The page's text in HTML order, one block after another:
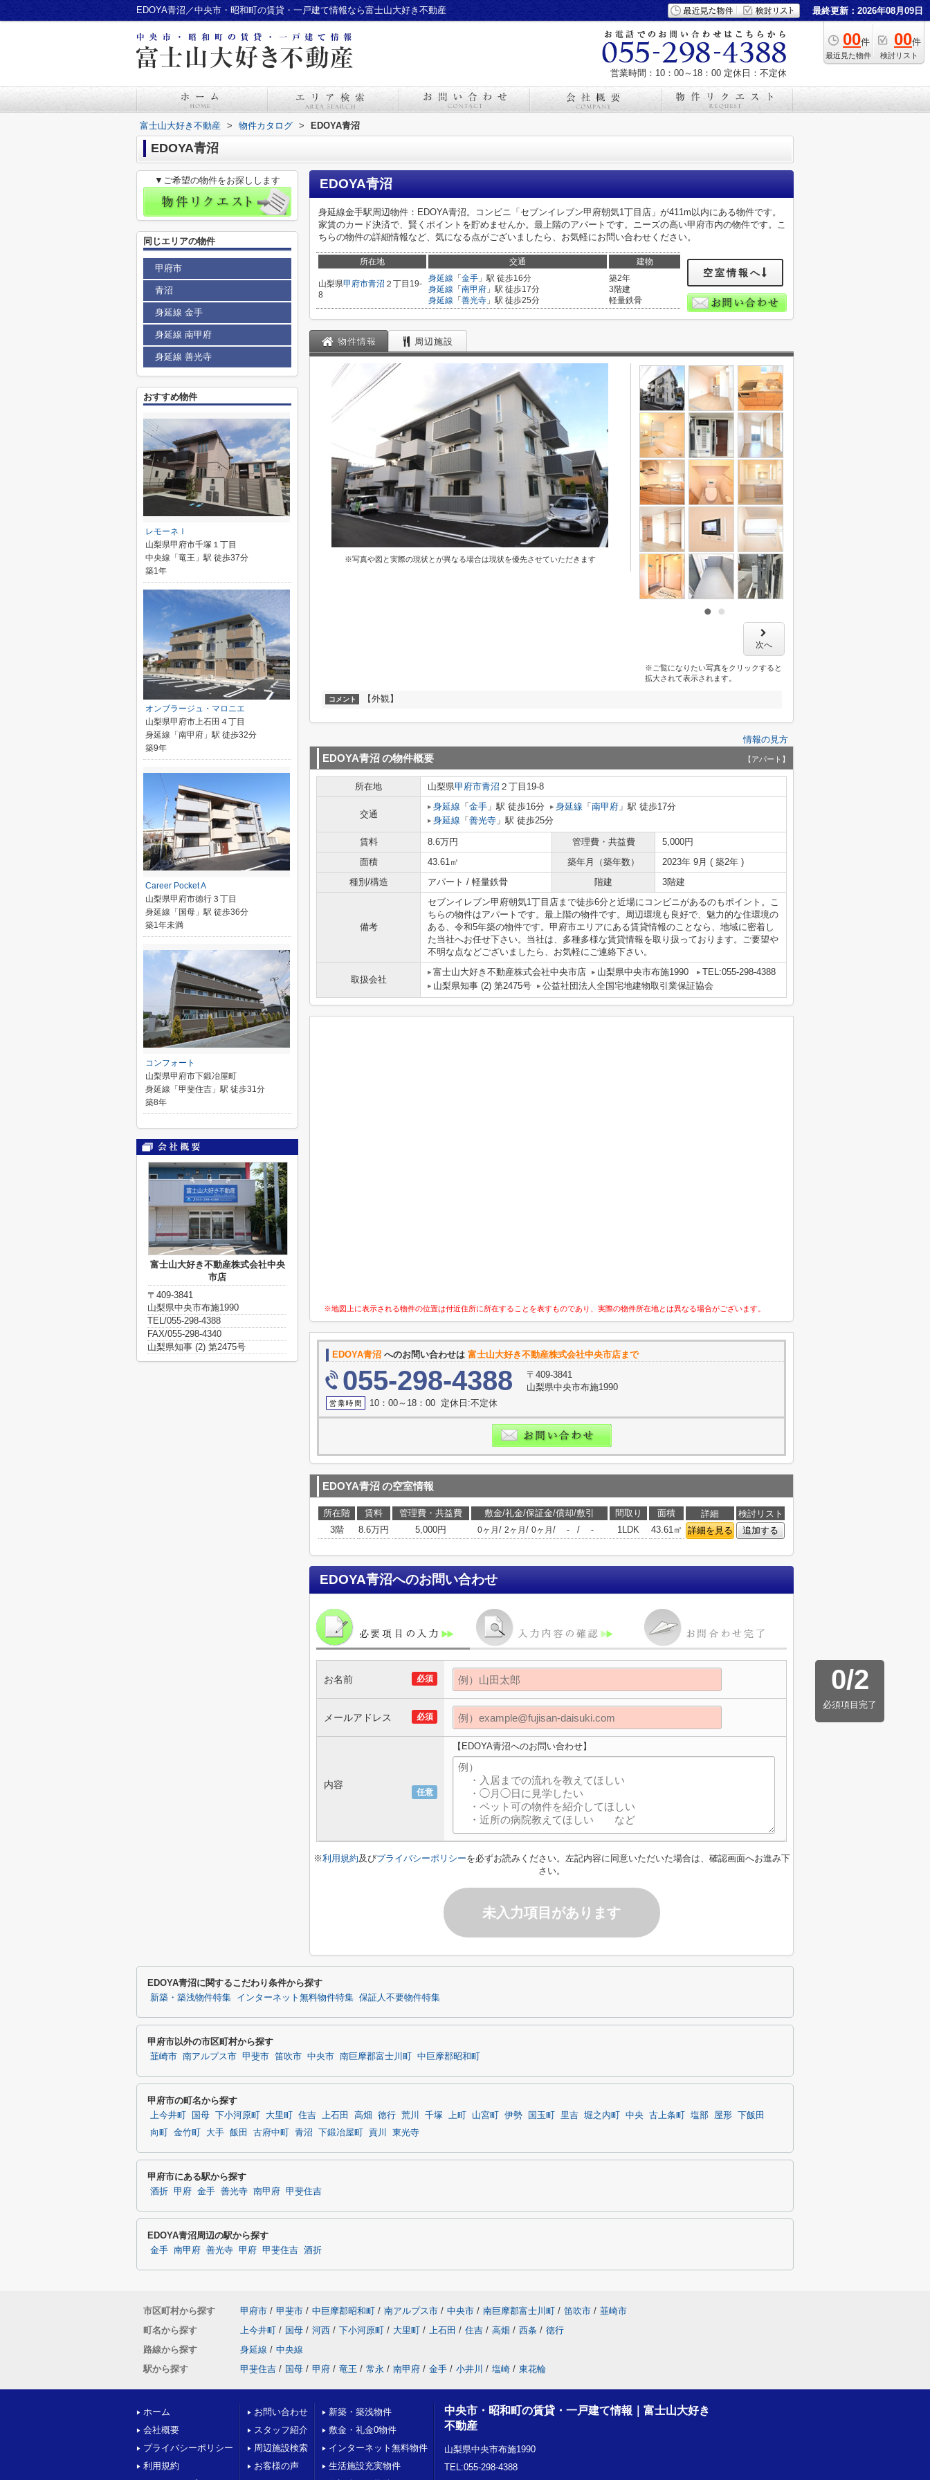
EDOYA青沼／中央市・昭和町の賃貸・一戸建て情報なら富士山大好き不動産 最終更新：2026年08月09日
00件
最近見た物件
00件
検討リスト
営業時間：10：00～18：00 定休日：不定休
富士山大好き不動産 > 物件カタログ > EDOYA青沼
EDOYA青沼
EDOYA青沼
身延線金手駅周辺物件：EDOYA青沼。コンビニ「セブンイレブン甲府朝気1丁目店」が411m以内にある物件です。
家賃のカード決済で、賢くポイントを貯めませんか。最上階のアパートです。ニーズの高い甲府市内の物件です。こ
ちらの物件の詳細情報など、気になる点がございましたら、お気軽にお問い合わせください。
所在地 交通 建物
山梨県甲府市青沼 ２丁目19-
8
身延線 「 金手 」駅 徒歩16分
身延線 「 南甲府 」駅 徒歩17分
身延線 「 善光寺 」駅 徒歩25分
築2年
3階建
軽量鉄骨
空室情報へ
物件情報 周辺施設
※写真や図と実際の現状とが異なる場合は現状を優先させていただきます
次へ
※ご覧になりたい写真をクリックすると
拡大されて表示されます。
コメント 【外観】
情報の見方
EDOYA青沼の物件概要 【アパート】
所在地 山梨県甲府市青沼 ２丁目19-8
交通
身延線 「 金手 」駅 徒歩16分 身延線 「 南甲府 」駅 徒歩17分
身延線 「 善光寺 」駅 徒歩25分
賃料 8.6万円 管理費・共益費
5,000円
面積
43.61㎡ 築年月（築年数）
2023年 9月 ( 築2年 )
種別/構造
アパート / 軽量鉄骨 階建 3階建
備考
セブンイレブン甲府朝気1丁目店まで徒歩6分と近場にコンビニがあるのもポイント。こ
ちらの物件はアパートです。最上階の物件です。周辺環境も良好で、魅力的な住環境の
ある、令和5年築の物件です。甲府市エリアにある賃貸情報のことなら、地域に密着し
た当社へお任せ下さい。当社は、多種多様な賃貸情報を取り扱っております。ご要望や
不明な点などございましたら、お気軽にご連絡下さい。
取扱会社
富士山大好き不動産株式会社中央市店 山梨県中央市布施1990
TEL:055-298-4388
山梨県知事 (2) 第2475号
公益社団法人全国宅地建物取引業保証協会
※地図上に表示される物件の位置は付近住所に所在することを表すものであり、実際の物件所在地とは異なる場合がございます。
EDOYA青沼 へのお問い合わせは 富士山大好き不動産株式会社中央市店まで
055-298-4388
〒409-3841
山梨県中央市布施1990
10：00～18：00 定休日:不定休
EDOYA青沼の空室情報
所在階 賃料 管理費・共益費 敷金/礼金/保証金/償却/敷引 間取り 面積 詳細
検討リスト
3階
8.6万円 5,000円 0ヶ月 / 2ヶ月 / 0ヶ月 / - / - 1LDK 43.61㎡ 詳細を見る 追加する
EDOYA青沼へのお問い合わせ
0/2
必須項目完了
必須
お名前
必須
メールアドレス
任意
内容
【EDOYA青沼へのお問い合わせ】
※利用規約及びプライバシーポリシーを必ずお読みください。左記内容に同意いただいた場合は、確認画面へお進み下
さい。
未入力項目があります
▼ご希望の物件をお探しします
同じエリアの物件
甲府市
青沼
身延線 金手
身延線 南甲府
身延線 善光寺
おすすめ物件
レモーネⅠ
山梨県甲府市千塚１丁目
中央線「竜王」駅 徒歩37分
築1年
オンブラージュ・マロニエ
山梨県甲府市上石田４丁目
身延線「南甲府」駅 徒歩32分
築9年
Career Pocket A
山梨県甲府市徳行３丁目
身延線「国母」駅 徒歩36分
築1年未満
コンフォート
山梨県甲府市下鍛冶屋町
身延線「甲斐住吉」駅 徒歩31分
築8年
富士山大好き不動産株式会社中央
市店
〒409-3841
山梨県中央市布施1990
TEL/055-298-4388
FAX/055-298-4340
山梨県知事 (2) 第2475号
EDOYA青沼に関するこだわり条件から探す
新築・築浅物件特集 インターネット無料物件特集 保証人不要物件特集
甲府市以外の市区町村から探す
韮崎市 南アルプス市 甲斐市 笛吹市 中央市 南巨摩郡富士川町 中巨摩郡昭和町
甲府市の町名から探す
上今井町 国母 下小河原町 大里町 住吉 上石田 高畑 徳行 荒川 千塚 上町 山宮町 伊勢 国玉町 里吉 堀之内町 中央 古上条町 塩部 屋形
下飯田
向町
金竹町 大手 飯田 古府中町 青沼 下鍛冶屋町 貢川 東光寺
甲府市にある駅から探す
酒折 甲府 金手 善光寺 南甲府 甲斐住吉
EDOYA青沼周辺の駅から探す
金手 南甲府 善光寺 甲府 甲斐住吉 酒折
市区町村から探す 甲府市 / 甲斐市 / 中巨摩郡昭和町 / 南アルプス市 / 中央市 / 南巨摩郡富士川町 / 笛吹市 / 韮崎市
町名から探す
上今井町 / 国母 / 河西 / 下小河原町 / 大里町 / 上石田 / 住吉 / 高畑 / 西条 / 徳行
路線から探す
身延線 / 中央線
駅から探す
甲斐住吉 / 国母 / 甲府 / 竜王 / 常永 / 南甲府 / 金手 / 小井川 / 塩崎 / 東花輪
ホーム
会社概要
プライバシーポリシー
利用規約
お問い合わせ
スタッフ紹介
周辺施設検索
お客様の声
新築・築浅物件
敷金・礼金0物件
インターネット無料物件
生活施設充実物件
中央市・昭和町の賃貸・一戸建て情報｜富士山大好き
不動産
山梨県中央市布施1990
TEL:055-298-4388